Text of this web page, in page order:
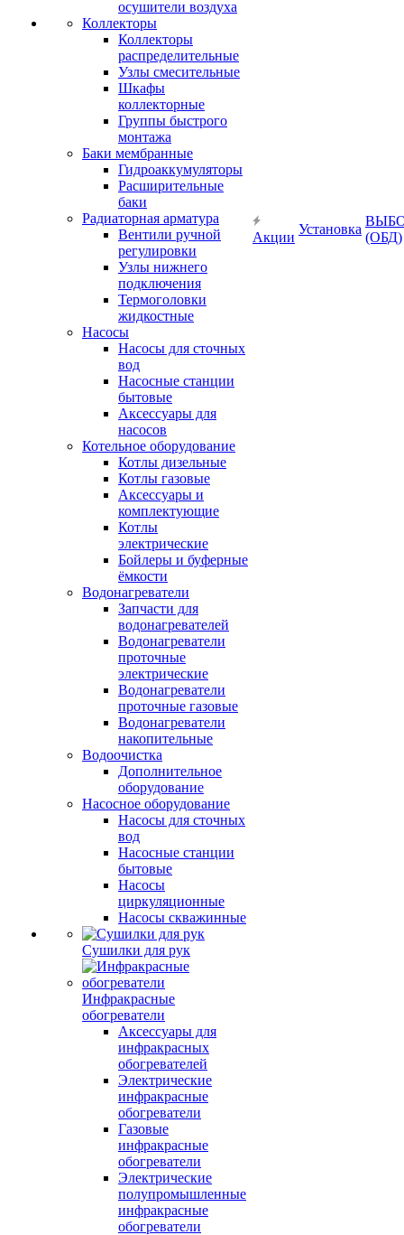
осушители воздуха
Коллекторы
Коллекторы
распределительные
Узлы смесительные
Шкафы
коллекторные
Группы быстрого
монтажа
Баки мембранные
Гидроаккумуляторы
Расширительные
баки
Радиаторная арматура
Вентили ручной
регулировки
Узлы нижнего
подключения
Термоголовки
жидкостные
Насосы
Насосы для сточных
вод
Насосные станции
бытовые
Аксессуары для
насосов
Котельное оборудование
Котлы дизельные
Котлы газовые
Аксессуары и
комплектующие
Котлы
электрические
Бойлеры и буферные
ёмкости
Водонагреватели
Запчасти для
водонагревателей
Водонагреватели
проточные
электрические
Водонагреватели
проточные газовые
Водонагреватели
накопительные
Водоочистка
Дополнительное
оборудование
Насосное оборудование
Насосы для сточных
вод
Насосные станции
бытовые
Насосы
циркуляционные
Насосы скважинные
Сушилки для рук
Инфракрасные
обогреватели
Аксессуары для
инфракрасных
обогревателей
Электрические
инфракрасные
обогреватели
Газовые
инфракрасные
обогреватели
Электрические
полупромышленные
инфракрасные
обогреватели
Акции
Установка
(ОБД)